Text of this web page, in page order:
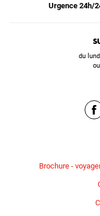
Urgence 24h/
du
ou
Brochure -